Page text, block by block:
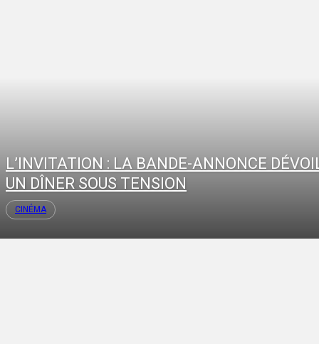
L’INVITATION : LA BANDE-ANNONCE
UN DÎNER SOUS TENSION
CINÉMA